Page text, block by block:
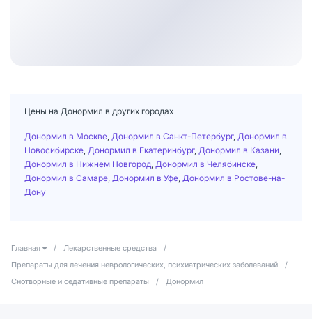
Цены на Донормил в других городах
Донормил в Москве Донормил в Санкт-Петербург, Донормил в
Новосибирске Донормил в Екатеринбург, Донормил в Казани
Донормил в Нижнем Новгород Донормил в Челябинске
Донормил в Самаре Донормил в Уфе Донормил в Ростове-на-
Дону
Главная / Лекарственные средства
/
Препараты для лечения неврологических, психиатрических заболеваний
/
Снотворные и седативные препараты
/ Донормил